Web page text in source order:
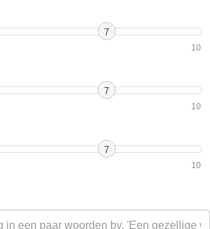
7
10
7
10
7
10